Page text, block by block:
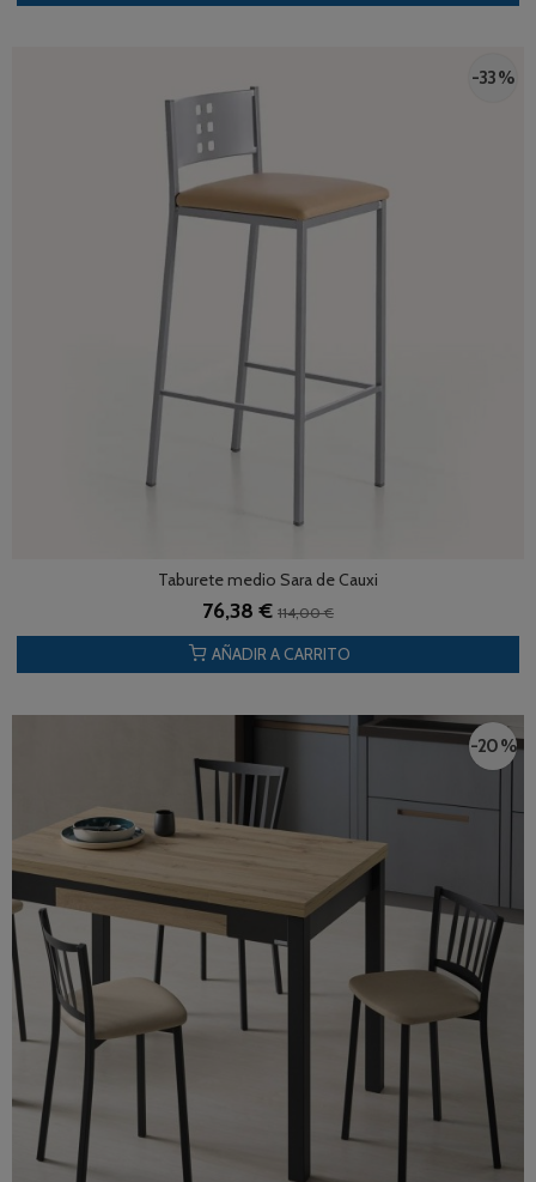
-33 %
Taburete medio Sara de Cauxi
76,38 € 114,00 €
AÑADIR A CARRITO
-20 %